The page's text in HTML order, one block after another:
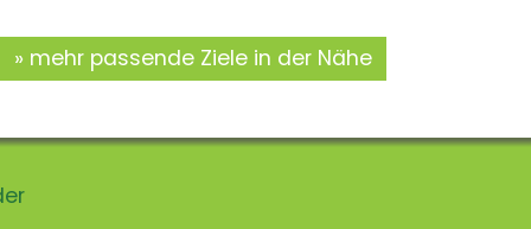
mehr passende Ziele in der Nähe